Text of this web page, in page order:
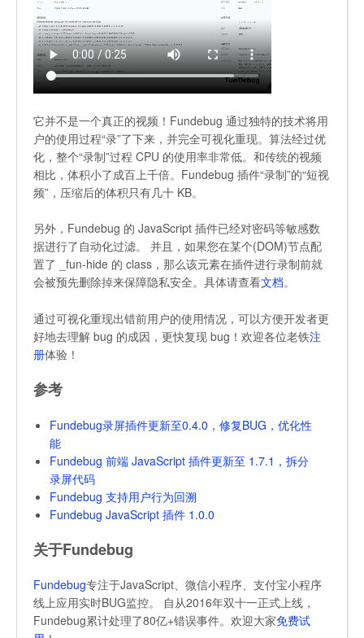
它并不是一个真正的视频！Fundebug 通过独特的技术将用
户的使用过程“录”了下来，并完全可视化重现。算法经过优
化，整个“录制”过程 CPU 的使用率非常低。和传统的视频
相比，体积小了成百上千倍。Fundebug 插件“录制”的“短视
频”，压缩后的体积只有几十 KB。
另外，Fundebug 的 JavaScript 插件已经对密码等敏感数
据进行了自动化过滤。 并且，如果您在某个(DOM)节点配
置了
_fun-hide 的 class，那么该元素在插件进行录制前就
会被预先删除掉来保障隐私安全。具体请查看文档。
通过可视化重现出错前用户的使用情况，可以方便开发者更
好地去理解 bug 的成因，更快复现 bug！欢迎各位老铁注
册体验！
参考
Fundebug录屏插件更新至0.4.0，修复BUG，优化性
能
Fundebug 前端 JavaScript 插件更新至 1.7.1，拆分
录屏代码
Fundebug 支持用户行为回溯
Fundebug JavaScript 插件 1.0.0
关于Fundebug
Fundebug专注于JavaScript、微信小程序、支付宝小程序
线上应用实时BUG监控。 自从2016年双十一正式上线，
Fundebug累计处理了80亿+错误事件。欢迎大家免费试